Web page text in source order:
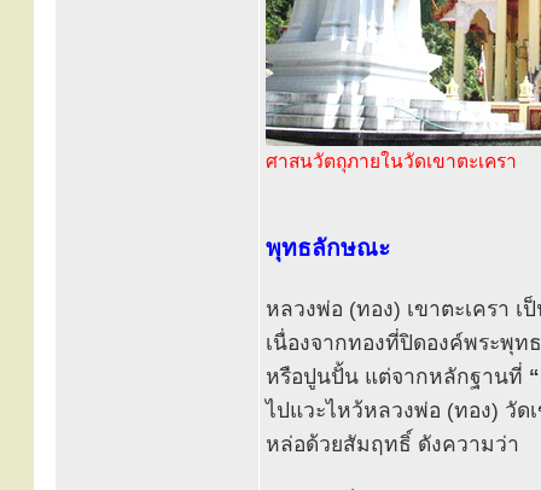
ศาสนวัตถุภายในวัดเขาตะเครา
พุทธลักษณะ
หลวงพ่อ (ทอง) เขาตะเครา
เนื่องจากทองที่ปิดองค์พระพุ
หรือปูนปั้น แต่จากหลักฐานที่
ไปแวะไหว้หลวงพ่อ (ทอง) วัด
หล่อด้วยสัมฤทธิ์ ดังความว่า